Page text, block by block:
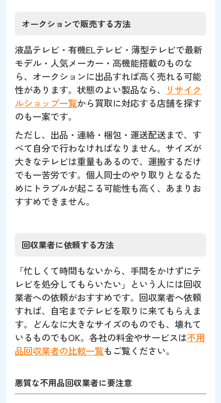
オークションで販売する方法
液晶テレビ・有機ELテレビ・薄型テレビで最新
モデル・人気メーカー・高機能搭載のものな
ら、オークションに出品すれば高く売れる可能
性があります。状態のよい製品なら、
リサイク
ルショップ一覧から買取に対応する店舗を探す
のも一案です。
ただし、出品・連絡・梱包・運送配送まで、す
べて自分で行わなければなりません。サイズが
大きなテレビは重量もあるので、運搬するだけ
でも一苦労です。個人同士のやり取りとなるた
めにトラブルが起こる可能性も高く、あまりお
すすめできません。
回収業者に依頼する方法
「忙しくて時間もないから、手間をかけずにテ
レビを処分してもらいたい」という人には回収
業者への依頼がおすすめです。回収業者へ依頼
すれば、自宅までテレビを取りに来てもらえま
す。どんなに大きなサイズのものでも、壊れて
いるものでもOK。各社の料金やサービスは不用
品回収業者の比較一覧もご覧ください。
悪質な不用品回収業者に要注意